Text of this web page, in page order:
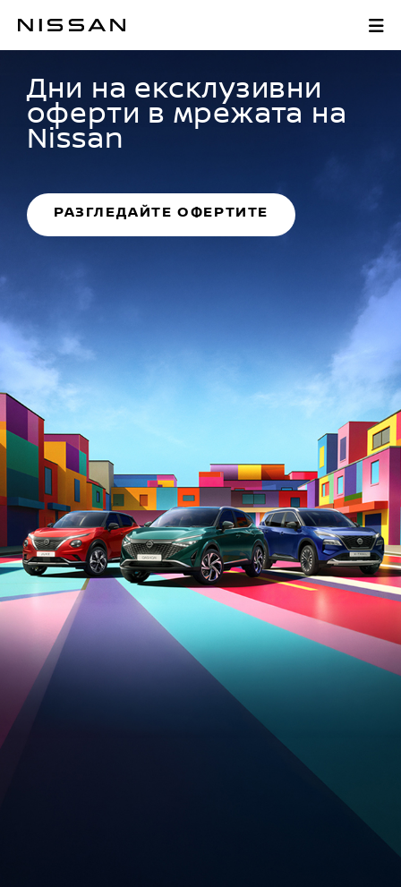
на
страница
Nissan България
Дни на ексклузивни
оферти в мрежата на
Nissan
РАЗГЛЕДАЙТЕ ОФЕРТИТЕ